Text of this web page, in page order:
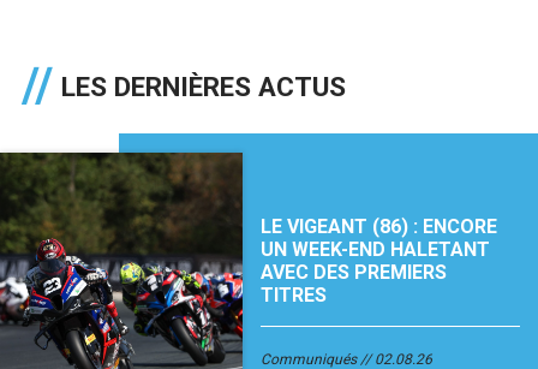
LES DERNIÈRES ACTUS
LE VIGEANT (86) : ENCORE
UN WEEK-END HALETANT
AVEC DES PREMIERS
TITRES
Communiqués 02.08.26